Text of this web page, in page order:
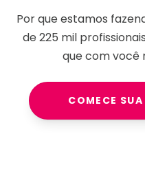
Por que estamos
de225 mil
que com você
COMECE